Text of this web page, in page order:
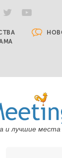
и лучшие места